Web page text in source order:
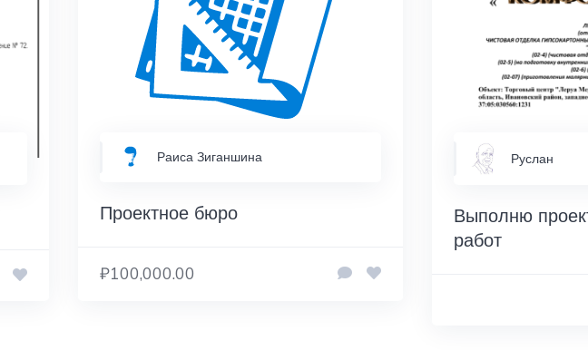
Раиса Зиганшина
Проектное бюро
₽100,000.00
Руслан
Выполню
работ